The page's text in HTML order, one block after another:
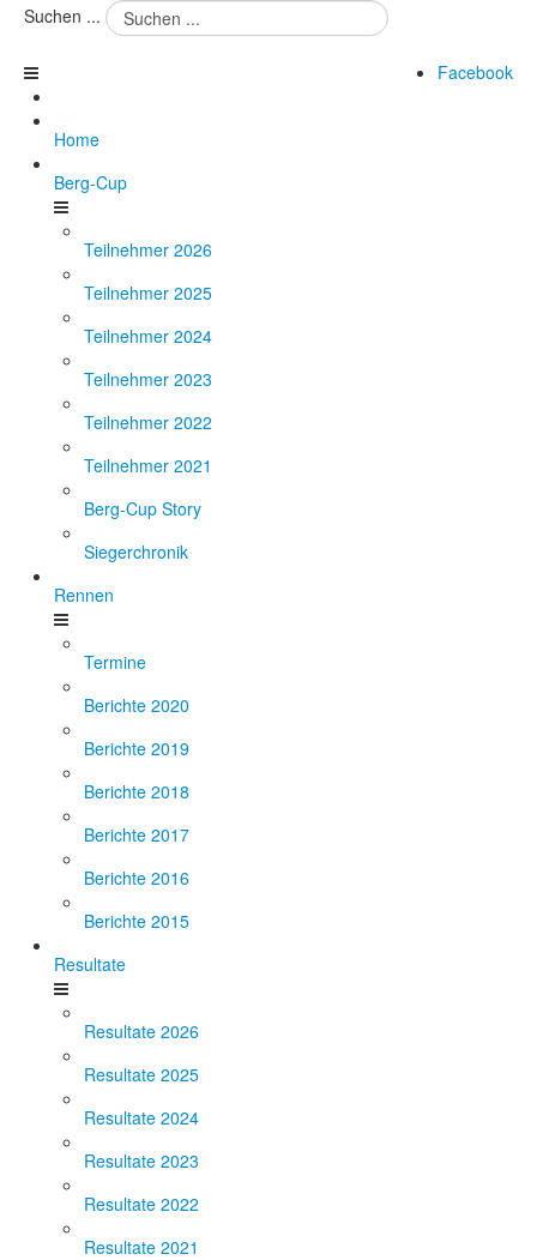
Suchen ...
Facebook
Home
Berg-Cup
Teilnehmer 2026
Teilnehmer 2025
Teilnehmer 2024
Teilnehmer 2023
Teilnehmer 2022
Teilnehmer 2021
Berg-Cup Story
Siegerchronik
Rennen
Termine
Berichte 2020
Berichte 2019
Berichte 2018
Berichte 2017
Berichte 2016
Berichte 2015
Resultate
Resultate 2026
Resultate 2025
Resultate 2024
Resultate 2023
Resultate 2022
Resultate 2021